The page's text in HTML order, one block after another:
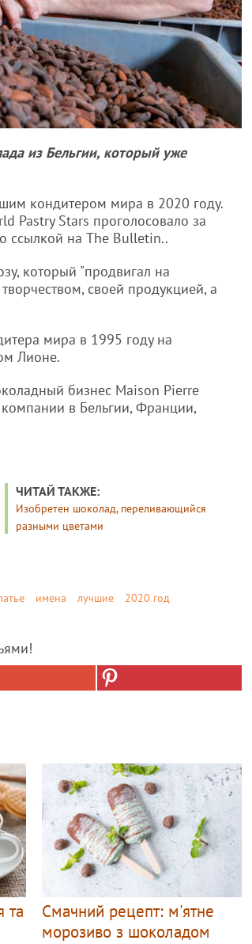
из Бельгии, который уже
кондитером мира в 2020 году.
Pastry Stars проголосовало за
ссылкой на The Bulletin..
который "продвигал на
своей продукцией, а
мира в 1995 году на
Лионе.
бизнес Maison Pierre
в Бельгии, Франции,
ЧИТАЙ ТАКЖЕ:
Изобретен шоколад, переливающийся
разными цветами
имена лучшие 2020 год
та
Смачний рецепт: м'ятне
морозиво з шоколадом